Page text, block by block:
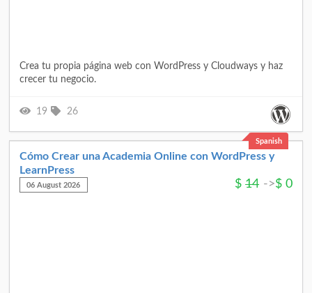
Crea tu propia página web con WordPress y Cloudways y haz
crecer tu negocio.
19 26
Spanish
Cómo Crear una Academia Online con WordPress y
LearnPress
06 August 2026 $ 14 ->$ 0